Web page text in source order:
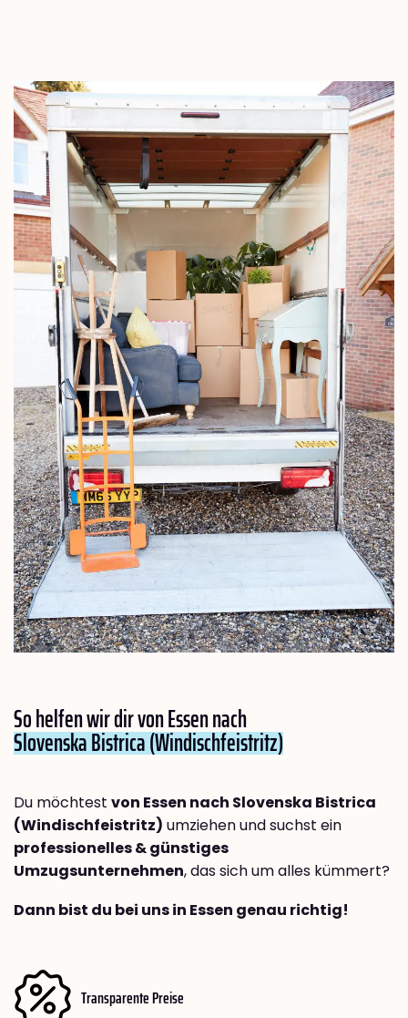
So helfen wir dir von Essen nach
Slovenska Bistrica (Windischfeistritz)
Du möchtest von Essen nach Slovenska Bistrica
(Windischfeistritz) umziehen und suchst ein
professionelles & günstiges
Umzugsunternehmen, das sich um alles kümmert?
Dann bist du bei uns in Essen genau richtig!
Transparente Preise